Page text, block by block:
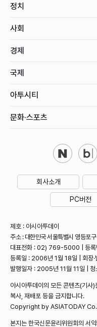
정치
사회
경제
국제
아투시티
문화·스포츠
회사소개
PC버전
제호 : 아시아투데이
주소 : 대한민국 서울특별시 영등포
대표전화 : 02) 769-5000 | 등록
등록일 : 2006년 1월 18일 | 회장·
발행일자 : 2005년 11월 11일 | 청
아시아투데이의 모든 콘텐츠(기사
복사, 재배포 등을 금지합니다.
Copyright by ASIATODAY
본지는 한국신문윤리위원회의 서